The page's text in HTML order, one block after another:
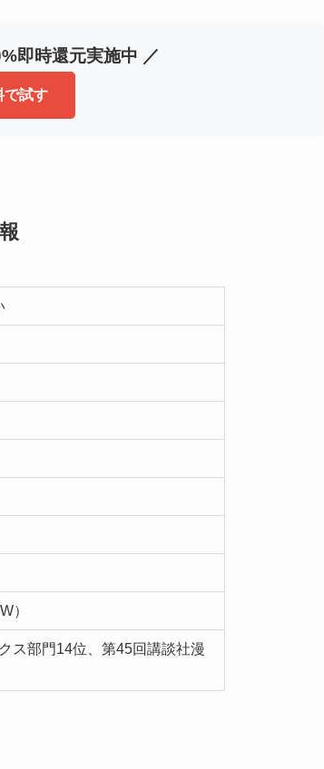
即時還元実施中 ／
で試す
）
ス部門14位、第45回講談社漫